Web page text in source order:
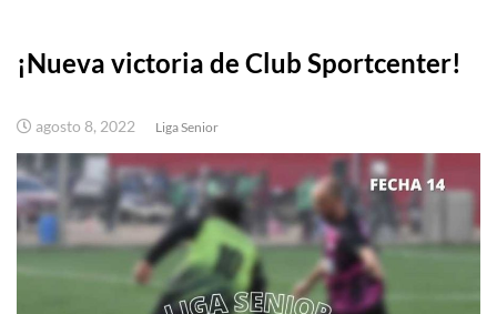
¡Nueva victoria de Club Sportcenter!
agosto 8, 2022 Liga Senior